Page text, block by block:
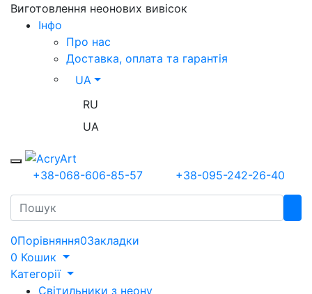
Виготовлення неонових вивісок
Iнфо
Про нас
Доставка, оплата та гарантія
UA
RU
UA
Toggle mobile menu
+38-068-606-85-57
+38-095-242-26-40
Search
0Порівняння0Закладки
0 Кошик
Категорії
Світильники з неону